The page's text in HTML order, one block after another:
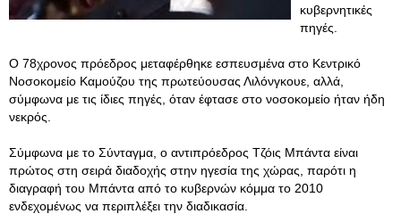
κυβερνητικές
πηγές.
Ο 78χρονος πρόεδρος μεταφέρθηκε εσπευσμένα στο Κεντρικό
Νοσοκομείο Καμούζου της πρωτεύουσας Λιλόνγκουε, αλλά,
σύμφωνα με τις ίδιες πηγές, όταν έφτασε στο νοσοκομείο ήταν ήδη
νεκρός.
Σύμφωνα με το Σύνταγμα, ο αντιπρόεδρος Τζόις Μπάντα είναι
πρώτος στη σειρά διαδοχής στην ηγεσία της χώρας, παρότι η
διαγραφή του Μπάντα από το κυβερνών κόμμα το 2010
ενδεχομένως να περιπλέξει την διαδικασία.